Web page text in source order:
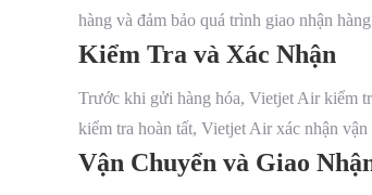
hàng và đảm bảo quá trình giao nhận
Kiểm Tra và Xác Nhận
Trước khi gửi hàng hóa, Vietjet Air kiểm
kiểm tra hoàn tất, Vietjet Air xác nhận
Vận Chuyển và Giao